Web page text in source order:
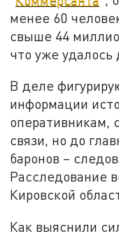
менее 60
свыше 44
что уже удалось
В деле
информации
оперативникам,
связи, но до
баронов –
Расследование
Кировской
Как выяснили